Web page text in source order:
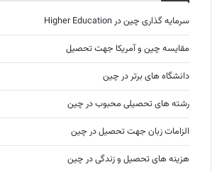
سرمایه گذاری چین در Higher Education
مقایسه چین و آمریکا جهت تحصیل
دانشگاه های برتر در چین
رشته های تحصیلی محبوب در چین
الزامات زبان جهت تحصیل در چین
هزینه های تحصیل و زندگی در چین